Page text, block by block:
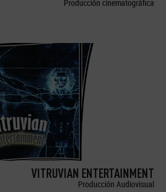
Producción cinematográfica
VITRUVIAN ENTERTAINMENT
Producción Audiovisual